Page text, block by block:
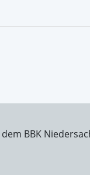
BBK